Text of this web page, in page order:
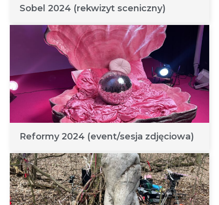
Sobel 2024 (rekwizyt sceniczny)
Reformy 2024 (event/sesja zdjęciowa)